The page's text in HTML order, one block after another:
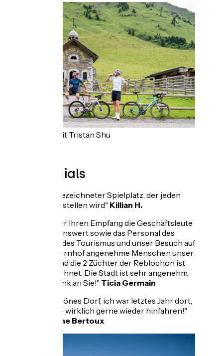
Fotokredit Tristan Shu
Testimonials
"Ein ausgezeichneter Spielplatz, der jeden
zufriedenstellen wird" Killian H.
"Danke für Ihren Empfang die Geschäftsleute
sind liebenswert sowie das Personal des
Shuttles, des Tourismus und unser Besuch auf
dem Bauernhof angenehme Menschen unser
Führer und die 2 Züchter der Reblochon ist
ausgezeichnet. Die Stadt ist sehr angenehm,
vielen Dank an Sie!" Ticia Germain
"Sehr schönes Dorf, ich war letztes Jahr dort,
ich würde wirklich gerne wieder hinfahren!"
Jacqueline Bertoux